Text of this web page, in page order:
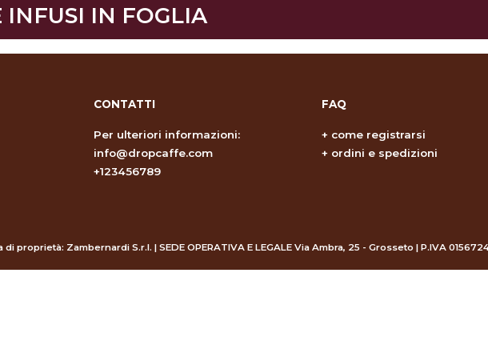
INFUSI IN FOGLIA
CONTATTI
Per ulteriori informazioni:
info@dropcaffe.com
+123456789
FAQ
+ come registrarsi
+ ordini e spedizioni
proprietà: Zambernardi S.r.l. | SEDE OPERATIVA E LEGALE Via Ambra, 25 - Grosseto | P.IVA